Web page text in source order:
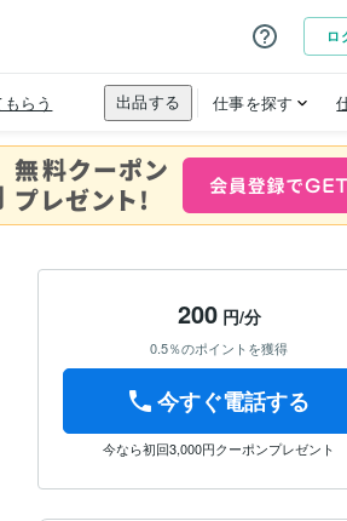
200円/分
0.5％のポイントを獲得
今すぐ電話する
今なら初回3,000円クーポンプレゼント